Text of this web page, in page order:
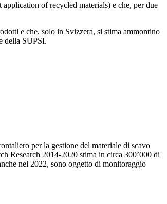
of recycled materials) e che, per due
e che, solo in Svizzera, si stima ammontino
della SUPSI.
per la gestione del materiale di scavo
Research 2014-2020 stima in circa 300’000 di
nel 2022, sono oggetto di monitoraggio